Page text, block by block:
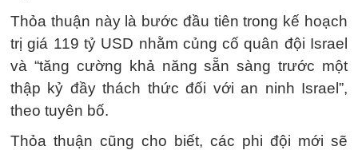
Thỏa thuận này là bước đầu tiên trong kế hoạch
trị giá 119 tỷ USD nhằm củng cố quân đội Israel
và “tăng cường khả năng sẵn sàng trước một
thập kỷ đầy thách thức đối với an ninh Israel”,
theo tuyên bố.
Thỏa thuận cũng cho biết, các phi đội mới sẽ